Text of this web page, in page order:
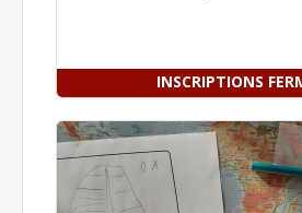
INSCRIPTIONS